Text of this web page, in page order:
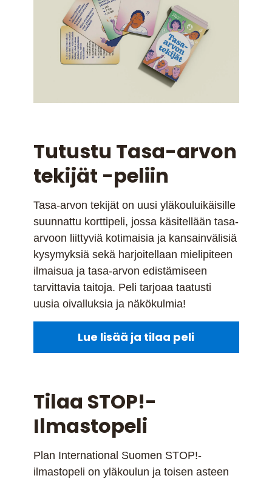
Tutustu Tasa-arvon
tekijät -peliin
Tasa-arvon tekijät on uusi yläkouluikäisille
suunnattu korttipeli, jossa käsitellään tasa-
arvoon liittyviä kotimaisia ja kansainvälisiä
kysymyksiä sekä harjoitellaan mielipiteen
ilmaisua ja tasa-arvon edistämiseen
tarvittavia taitoja. Peli tarjoaa taatusti
uusia oivalluksia ja näkökulmia!
Lue lisää ja tilaa peli
Tilaa STOP!-
Ilmastopeli
Plan International Suomen STOP!-
ilmastopeli on yläkoulun ja toisen asteen